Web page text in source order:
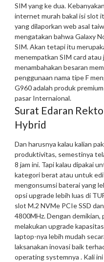
SIM yang ke dua.
internet murah bakal isi slot
yang dilaporkan web asal
mengatakan bahwa Galaxy
SIM. Akan tetapi itu
menempatkan SIM card
menambahakan besaran
penggunaan nama tipe F
G960 adalah produk
pasar Internaional.
Surat Edaran
Hybrid
Dan harusnya kalau kalian
produktivitas, semestinya
8 jam ini. Tapi kalau dipakai
kategori berat atau untuk
mengonsumsi baterai yang
opsi upgrade lebih luas di
slot M.2 NVMe PCIe SSD
4800MHz. Dengan demikian,
melakukan upgrade
laptop-nya lebih mudah
laksanakan inovasi baik
operating systemnya . Kali